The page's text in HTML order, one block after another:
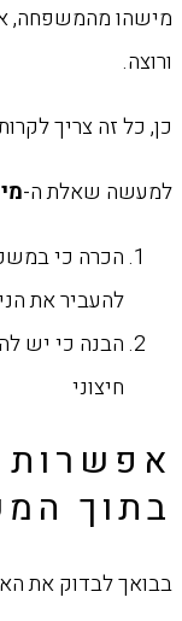
מישהו מהמשפחה,
ורוצה.
כן, כל זה צריך
למעשה שאלת ה-מי
הכרה כי
להעביר את
הבנה כי יש
חיצוני
אפשרות
בתוך
בבואך לבדוק את